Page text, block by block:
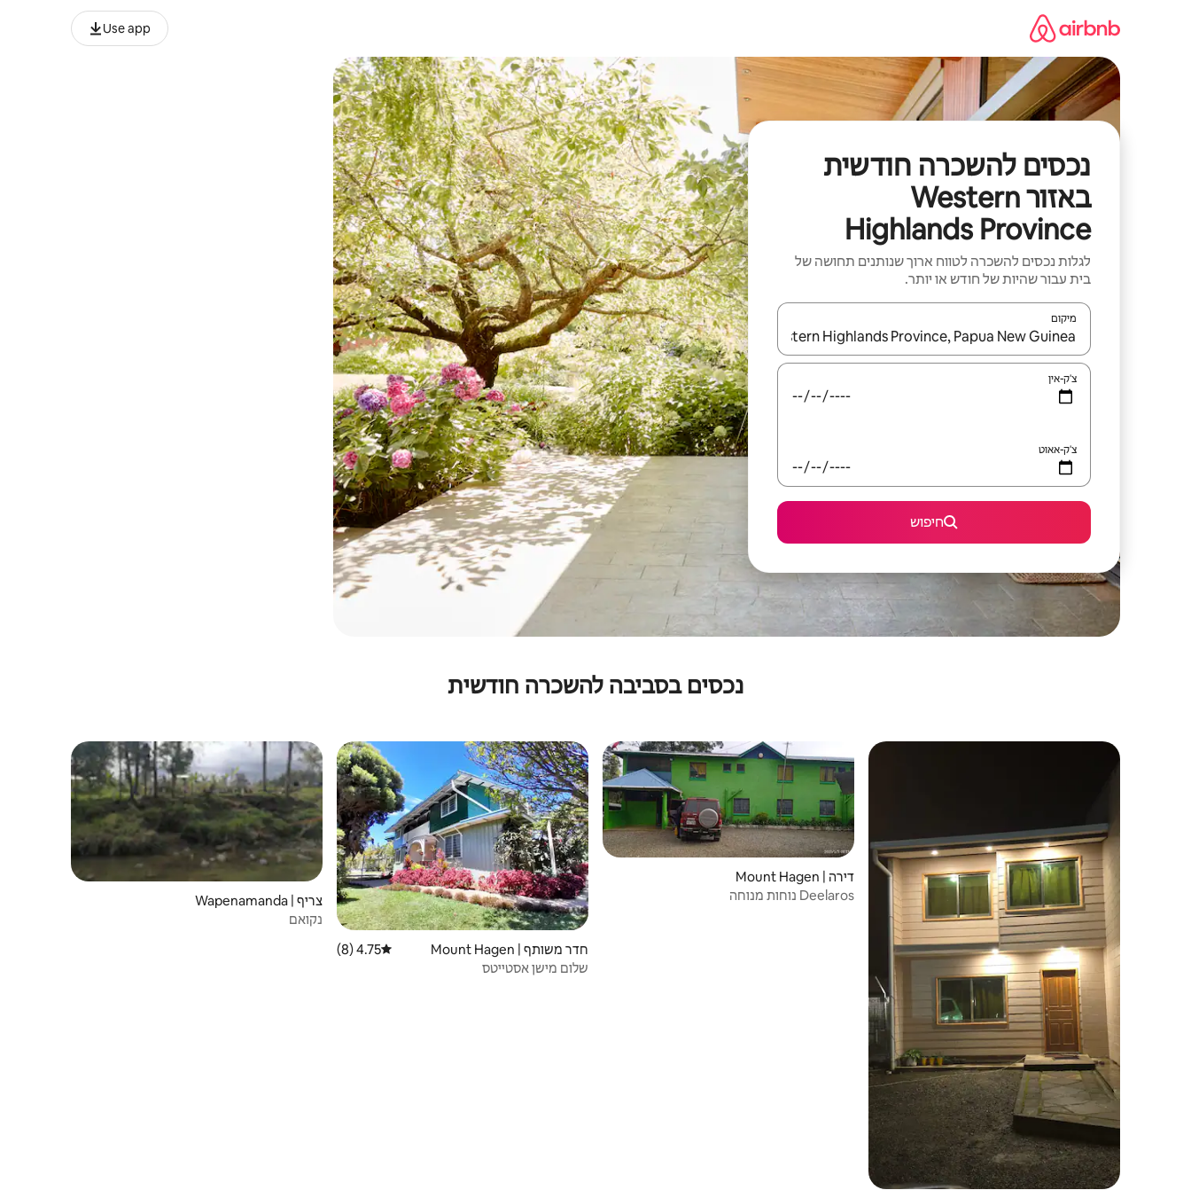
Use app
נכסים להשכרה חודשית
באזור Western
Highlands Province
לגלות נכסים להשכרה לטווח ארוך שנותנים תחושה של
בית עבור שהיות של חודש או יותר.
מיקום
כאשר התוצאות יהיו זמינות, יש לנווט עם מקשי החיצים למעלה ולמטה או לעיין בעזרת תנועות מגע או החלקה.
צ'ק-אין
צ'ק-אאוט
חיפוש
נכסים בסביבה להשכרה חודשית
דירה | Mount Hagen
Deelaros נוחות מנוחה
חדר משותף | Mount Hagen דירוג ממוצע של 4.75 מתוך 5, 8 ביקורות
4.75 (8)
שלום מישן אסטייטס
צריף | Wapenamanda
נקואם